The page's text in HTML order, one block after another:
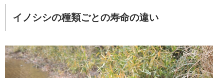
イノシシの種類ごとの寿命の違い